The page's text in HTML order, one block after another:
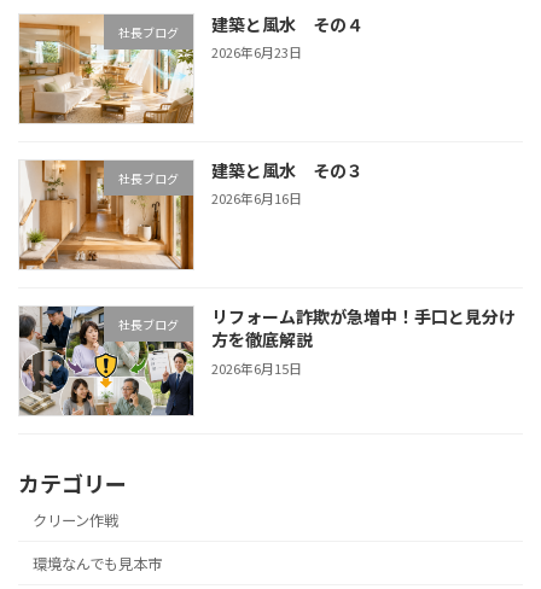
社長ブログ 建築と風水 その４
2026年6月23日
社長ブログ 建築と風水 その３
2026年6月16日
社長ブログ
リフォーム詐欺が急増中！手口と見分け
方を徹底解説
2026年6月15日
カテゴリー
クリーン作戦
環境なんでも見本市